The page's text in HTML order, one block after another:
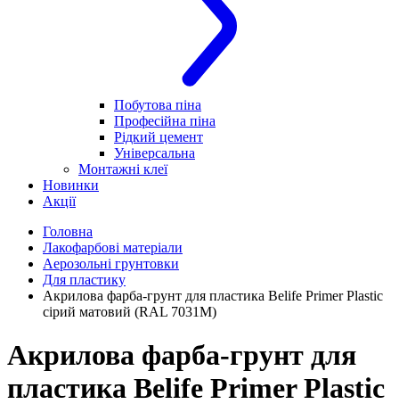
Побутова піна
Професійна піна
Рідкий цемент
Універсальна
Монтажні клеї
Новинки
Акції
Головна
Лакофарбові матеріали
Аерозольні грунтовки
Для пластику
Акрилова фарба-грунт для пластика Belife Primer Plastic
сірий матовий (RAL 7031M)
Акрилова фарба-грунт для
пластика Belife Primer Plastic